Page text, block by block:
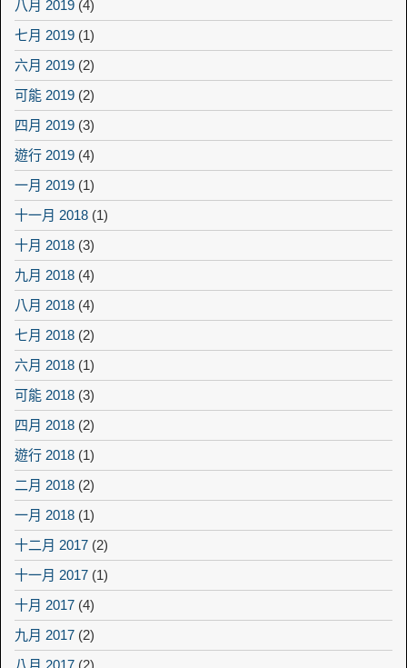
八月 2019 (4)
七月 2019 (1)
六月 2019 (2)
可能 2019 (2)
四月 2019 (3)
遊行 2019 (4)
一月 2019 (1)
十一月 2018 (1)
十月 2018 (3)
九月 2018 (4)
八月 2018 (4)
七月 2018 (2)
六月 2018 (1)
可能 2018 (3)
四月 2018 (2)
遊行 2018 (1)
二月 2018 (2)
一月 2018 (1)
十二月 2017 (2)
十一月 2017 (1)
十月 2017 (4)
九月 2017 (2)